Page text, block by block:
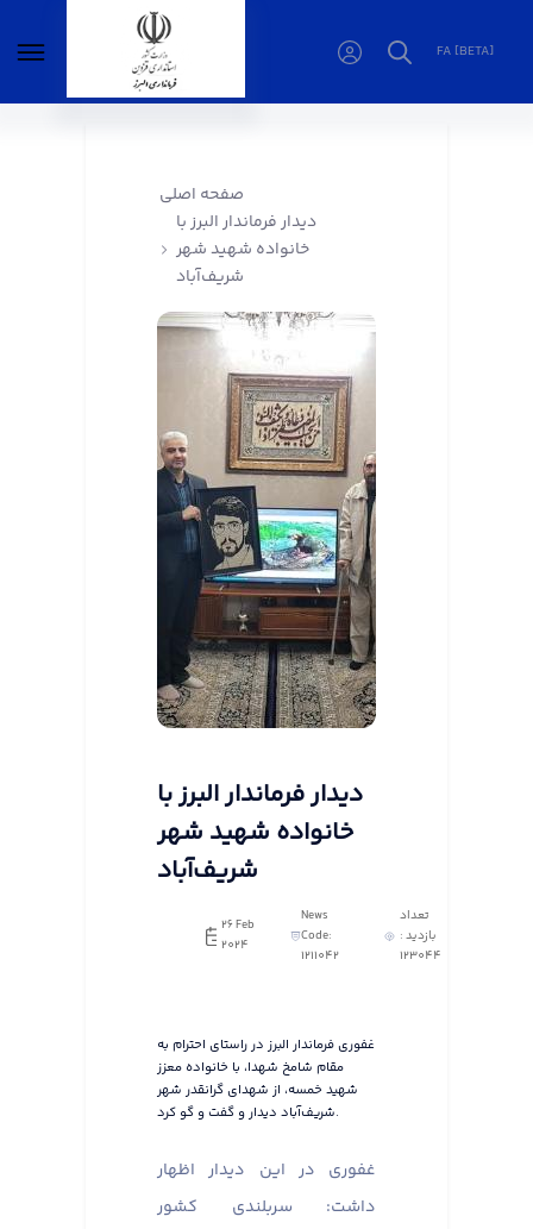
FA [BETA]
صفحه اصلی
دیدار فرماندار البرز با
خانواده شهید شهر
شریف‌آباد
دیدار فرماندار البرز با
خانواده شهید شهر
شریف‌آباد
26 Feb
2024
News
Code:
1211042
تعداد
بازدید :
123044
غفوری فرماندار البرز در راستای احترام به
مقام شامخ شهدا، با خانواده معزز
شهید خمسه، از شهدای گرانقدر شهر
شریف‌آباد دیدار و گفت و گو کرد.
غفوری در این دیدار اظهار
داشت: سربلندی کشور